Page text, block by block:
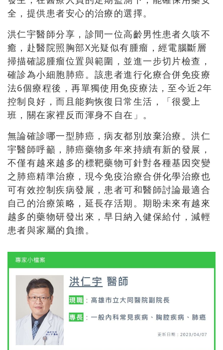
全，提供患者安心的治療的選擇。
洪仁宇醫師分享，診間一位高齡男性患者久咳不
癒，赴醫院照胸部X光疑似有腫瘤，經電腦斷層
掃描確認腫瘤位置與範圍，並進一步切片檢查，
確診為小細胞肺癌。該患者進行化療合併免疫療
法6個療程後，再單獨使用免疫療法，至今近2年
控制良好，而且能夠恢復日常生活，「很愛上
班，關在家裡反而渾身不自在」。
無論確診哪一型肺癌，病友都別放棄治療。洪仁
宇醫師呼籲，肺癌藥物多年來持續有新的發展，
不僅有越來越多的標靶藥物可針對各種基因突變
之肺癌精準治療，現今免疫治療合併化學治療也
可有效控制疾病發展，患者可和醫師討論最適合
自己的治療策略，延長存活期。期盼未來有越來
越多的藥物研發出來，早日納入健保給付，減輕
患者與家屬的負擔。